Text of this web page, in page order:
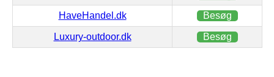
HaveHandel.dk Besøg
Luxury-outdoor.dk Besøg